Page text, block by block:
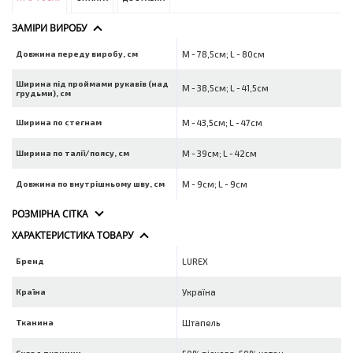
ЗАМІРИ ВИРОБУ
Довжина переду виробу, см M - 78,5см; L - 80см
Ширина під проймами рукавів (над
грудьми), см
M - 38,5см; L - 41,5см
Ширина по стегнам M - 43,5см; L - 47см
Ширина по талії/поясу, см M - 39см; L - 42см
Довжина по внутрішньому шву, см M - 9см; L - 9см
РОЗМІРНА СІТКА
ХАРАКТЕРИСТИКА ТОВАРУ
Бренд LUREX
Країна Україна
Тканина Штапель